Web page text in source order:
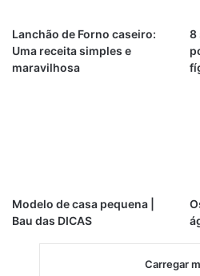
Lanchão de Forno caseiro:
Uma receita simples e
maravilhosa
8
Modelo de casa pequena |
Bau das DICAS
Carregar